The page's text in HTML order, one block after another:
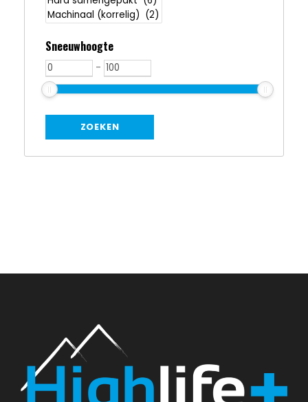
Sneeuwhoogte
-